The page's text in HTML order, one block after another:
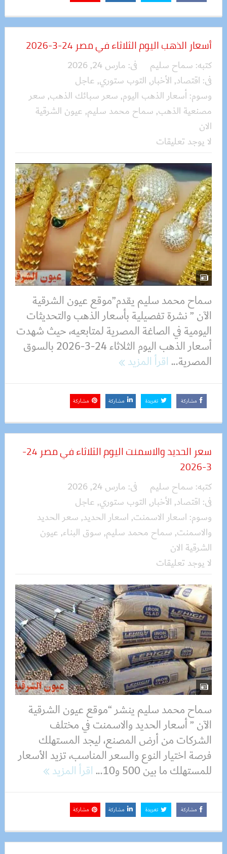
أسعار الذهب اليوم الثلاثاء في مصر 24-3-2026
كتبه: سماح سليم فى: مارس 24, 2026
فى: اقتصاد, الأخبار, التوب ستوري, عاجل
وسوم:أسعار الذهب اليوم, سعر سبائك الذهب, سعر
مصنعية الذهب, سماح محمد سليم, عيون الشرقية
الان
لا يوجد تعليقات
سماح محمد سليم يقدم”موقع عيون الشرقية
الآن ” نشرة تفصيلية بأسعار الذهب والتحديثات
اليومية في الصاغة المصرية لمتابعيه، حيث شهدت
أسعار الذهب اليوم الثلاثاء 24-3-2026 بالسوق
المصرية...اقرأ المزيد
مشاركة تغريدة مشاركة مشاركة
سعر الحديد والاسمنت اليوم الثلاثاء في مصر 24-
3-2026
كتبه: سماح سليم فى: مارس 24, 2026
فى: اقتصاد, الأخبار, التوب ستوري, عاجل
وسوم: اسعار الاسمنت, اسعار الحديد, سعر الحديد
والاسمنت, سماح محمد سليم, سوق البناء, عيون
الشرقية الان
لا يوجد تعليقات
سماح محمد سليم ينشر “موقع عيون الشرقية
الآن ” أسعار الحديد والاسمنت في مختلف
الشركات من أرض المصنع، ليجد المستهلك
فرصة اختيار النوع والسعر المناسب، تزيد الأسعار
للمستهلك ما بين 500 و10...
اقرأ المزيد
مشاركة تغريدة مشاركة مشاركة